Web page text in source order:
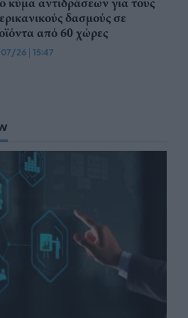
δασμούς σε
από 60 χώρες
26 | 15:47